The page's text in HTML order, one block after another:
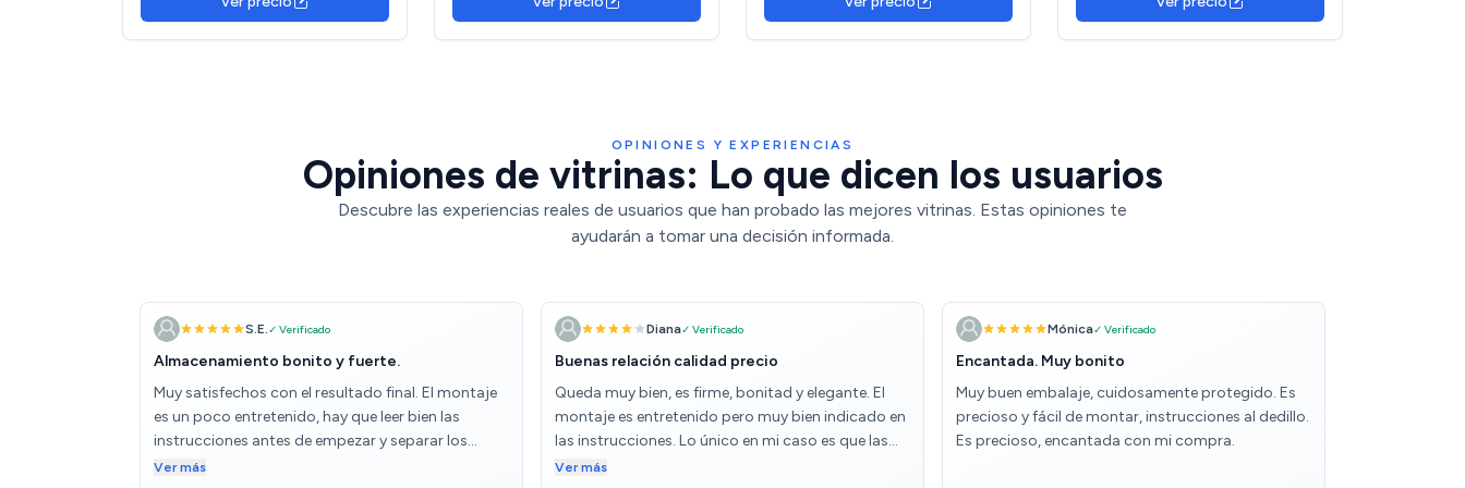
24,4 cm)
OPINIONES Y EXPERIENCIAS
Opiniones de vitrinas: Lo que dicen los usuarios
Descubre las experiencias reales de usuarios que han probado las mejores vitrinas. Estas opiniones te
ayudarán a tomar una decisión informada.
S.E.✓ Verificado
Almacenamiento bonito y fuerte.
Muy satisfechos con el resultado final. El montaje
es un poco entretenido, hay que leer bien las
instrucciones antes de empezar y separar los
diferentes tornillos etc , para ir montando sin
Ver más
Diana✓ Verificado
Buenas relación calidad precio
Queda muy bien, es firme, bonitad y elegante. El
montaje es entretenido pero muy bien indicado en
las instrucciones. Lo único en mi caso es que las
puertas no cierran perfectas xq en medio queda un
Ver más
Mónica✓ Verificado
Encantada. Muy bonito
Muy buen embalaje, cuidosamente protegido. Es
precioso y fácil de montar, instrucciones al dedillo.
Es precioso, encantada con mi compra.